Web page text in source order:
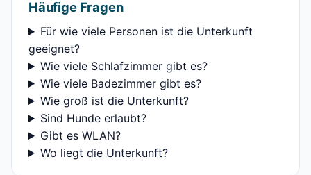
Häufige Fragen
Für wie viele Personen ist die Unterkunft
geeignet?
Wie viele Schlafzimmer gibt es?
Wie viele Badezimmer gibt es?
Wie groß ist die Unterkunft?
Sind Hunde erlaubt?
Gibt es WLAN?
Wo liegt die Unterkunft?